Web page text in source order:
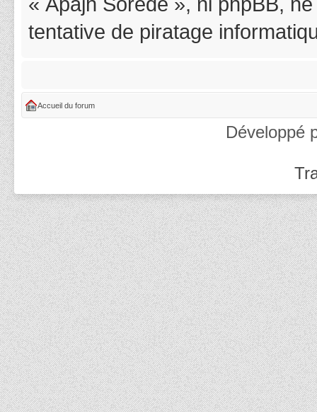
tentative de piratage
Accueil du forum
Développé